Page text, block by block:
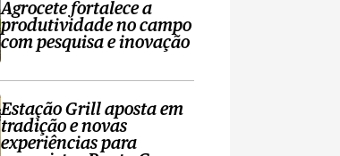
Agrocete fortalece a
produtividade no campo
com pesquisa e inovação
Estação Grill aposta em
tradição e novas
experiências para